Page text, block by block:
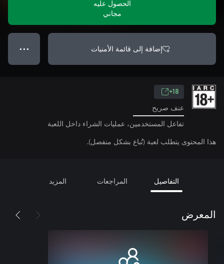
الحصول عليه
مجاني
إضافة إلى قائمة الأمنيات ● ● ●
18+
عنف صريح
تفاعل المستخدمين، عمليات الشراء داخل اللعبة
هذا المحتوى يتطلب لعبة (تُباع بشكل منفصل).
التفاصيل المراجعات المزيد
المعرض